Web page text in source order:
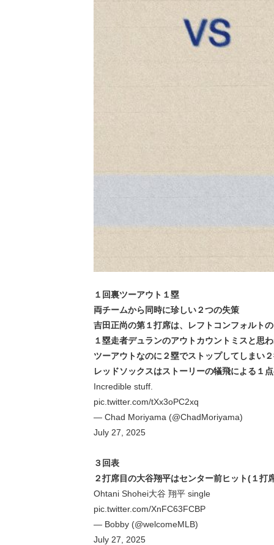
１回裏ツーアウト１塁
両チームから同時に珍しい２つの失策
吉田正尚の第１打席は、レフトコンフォルト
１塁走者デュランのアウトカウントミスと思
ツーアウトなのに２塁でストップしてしまい
レッドソックスはストーリーの犠飛による１
Incredible stuff.
pic.twitter.com/tXx3oPC2xq
— Chad Moriyama (@ChadMoriyama)
July 27, 2025
３回表
２打席目の大谷翔平はセンター前ヒット(１打
Ohtani Shohei大谷 翔平 single
pic.twitter.com/XnFC63FCBP
— Bobby (@welcomeMLB)
July 27, 2025